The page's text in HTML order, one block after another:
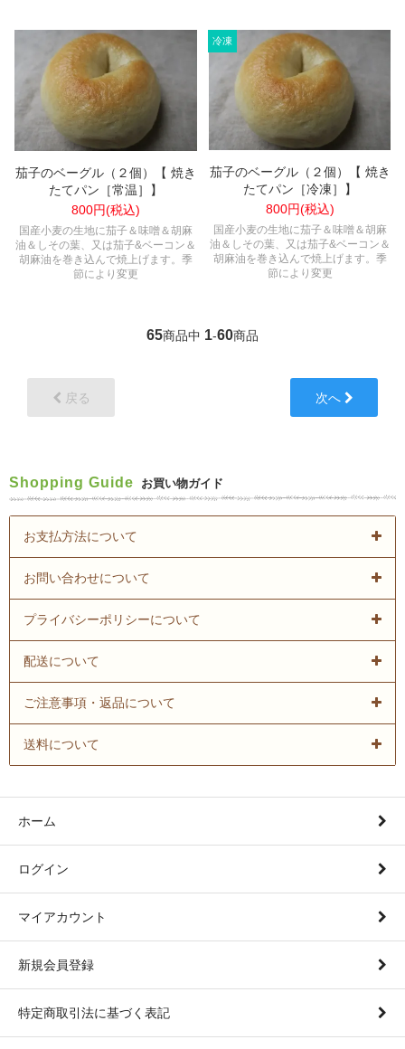
茄子のベーグル（２個）【 焼き
たてパン［常温］】
800円(税込)
国産小麦の生地に茄子＆味噌＆胡麻
油＆しその葉、又は茄子&ベーコン＆
胡麻油を巻き込んで焼上げます。季
節により変更
茄子のベーグル（２個）【 焼き
たてパン［冷凍］】
800円(税込)
国産小麦の生地に茄子＆味噌＆胡麻
油＆しその葉、又は茄子&ベーコン＆
胡麻油を巻き込んで焼上げます。季
節により変更
65商品中 1-60商品
戻る 次へ
Shopping Guide お買い物ガイド
お支払方法について
お問い合わせについて
プライバシーポリシーについて
配送について
ご注意事項・返品について
送料について
ホーム
ログイン
マイアカウント
新規会員登録
特定商取引法に基づく表記